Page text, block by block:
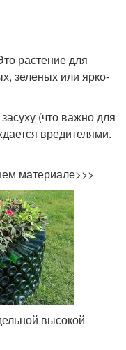
растение для
зеленых или ярко-
(что важно для
вредителями.
материале>>>
высокой